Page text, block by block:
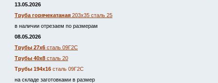
13.05.2026
Труба горячекатаная 203х35 сталь 25
в наличии отрезаем по размерам
08.05.2026
Трубы 27х6 сталь 09Г2С
Трубы 40х8 сталь 20
Трубы 194х16 сталь 09Г2С
на складе заготовками в размер